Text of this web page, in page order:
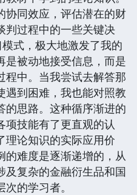
协同效应，评估潜在的财
判过程中的一些关键决
式，极大地激发了我的
是被动地接受信息，而是
程中。当我尝试去解答那
遇到困难，我也能对照教
的思路。这种循序渐进的
项技能有了更直观的认
理论知识的实际应用价
的难度是逐渐递增的，从
及复杂的金融衍生品和国
的学习者。